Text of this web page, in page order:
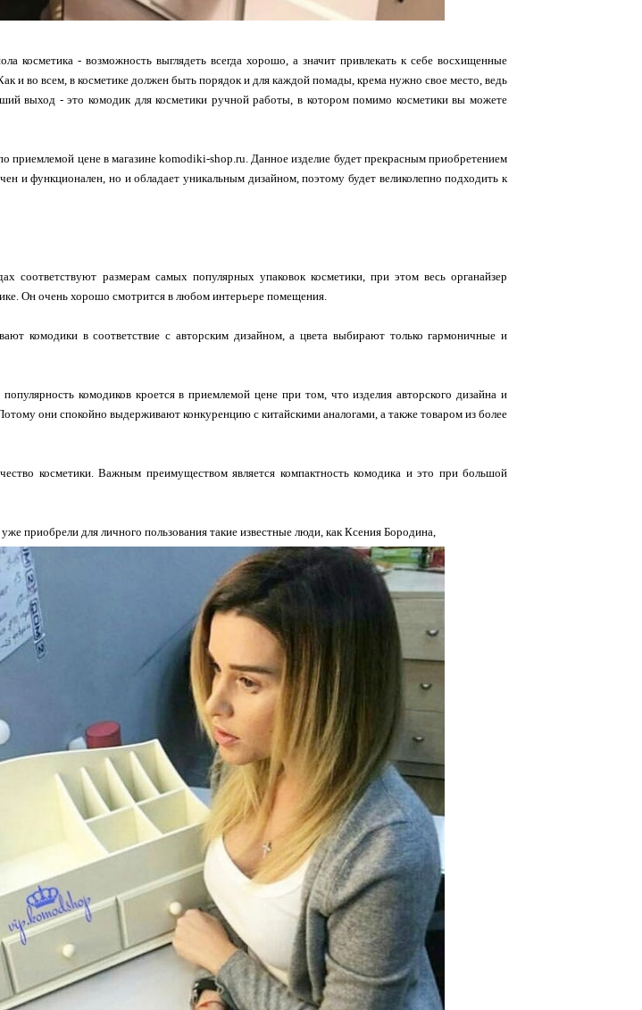
косметика - возможность выглядеть всегда хорошо, а значит привлекать к себе восхищенные
и во всем, в косметике должен быть порядок и для каждой помады, крема нужно свое место, ведь
выход - это комодик для косметики ручной работы, в котором помимо косметики вы можете
приемлемой цене в магазине komodiki-shop.ru. Данное изделие будет прекрасным приобретением
и функционален, но и обладает уникальным дизайном, поэтому будет великолепно подходить к
соответствуют размерам самых популярных упаковок косметики, при этом весь органайзер
Он очень хорошо смотрится в любом интерьере помещения.
комодики в соответствие с авторским дизайном, а цвета выбирают только гармоничные и
комодиков кроется в приемлемой цене при том, что изделия авторского дизайна и
они спокойно выдерживают конкуренцию с китайскими аналогами, а также товаром из более
косметики. Важным преимуществом является компактность комодика и это при большой
приобрели для личного пользования такие известные люди, как Ксения Бородина,